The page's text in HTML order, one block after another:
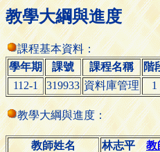
教學大綱與進度
課程基本資料：
學年期
課號 課程名稱 階
112-1
319933 資料庫管理 1
教學大綱與進度：
教師姓名 林志平教